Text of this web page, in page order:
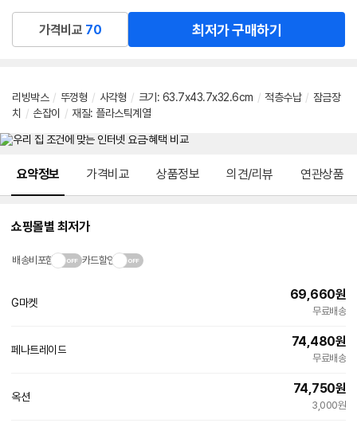
가격비교 70 최저가 구매하기
리빙박스 / 뚜껑형 / 사각형 / 크기 : 63.7x43.7x32.6cm / 적층수납 / 잠금장
치
/ 손잡이 / 재질: 플라스틱계열
요약정보 가격비교 상품정보 의견/리뷰 연관상품
쇼핑몰별 최저가
배송비포함 카드할인
G마켓
69,660원
무료배송
페나트레이드
74,480원
무료배송
옥션
74,750원
3,000원